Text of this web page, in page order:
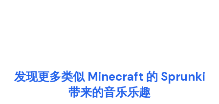
发现更多类似 Minecraft 的 Sprunki
带来的音乐乐趣